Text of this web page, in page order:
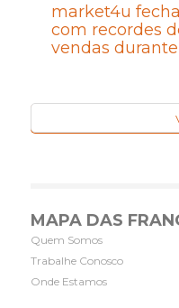
market4u
com recordes
vendas
MAPA DAS
Quem Somos
Trabalhe Conosco
Onde Estamos